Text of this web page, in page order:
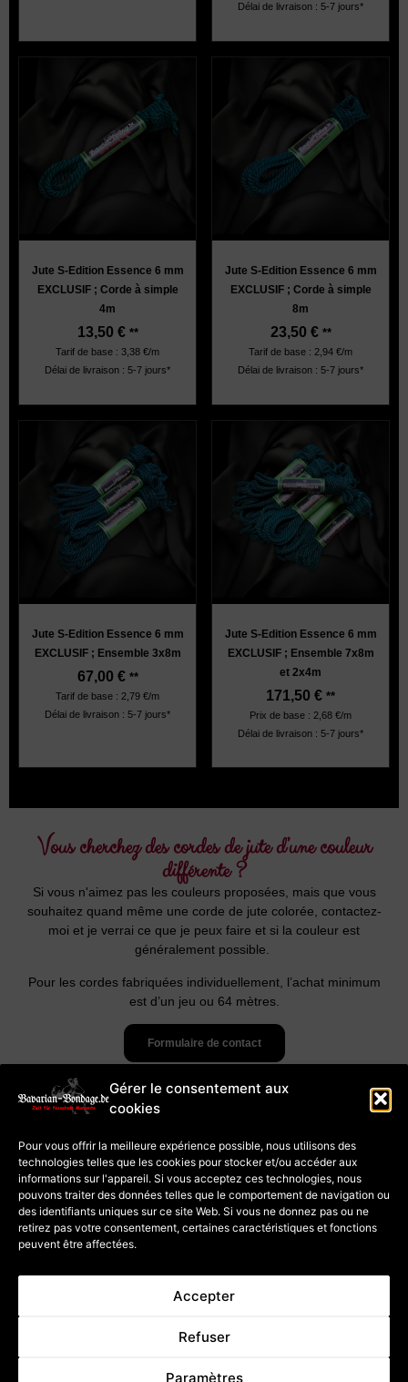
Gérer le consentement aux
cookies
Pour vous offrir la meilleure expérience possible, nous utilisons des
technologies telles que les cookies pour stocker et/ou accéder aux
informations sur l'appareil. Si vous acceptez ces technologies, nous
pouvons traiter des données telles que le comportement de navigation ou
des identifiants uniques sur ce site Web. Si vous ne donnez pas ou ne
retirez pas votre consentement, certaines caractéristiques et fonctions
peuvent être affectées.
Accepter
Refuser
Paramètres
Délai de livraison : 5-7 jours*
Jute S-Edition Essence 6 mm
EXCLUSIF ; Corde à simple
4m
13,50 € **
Tarif de base : 3,38 €/m
Délai de livraison : 5-7 jours*
Jute S-Edition Essence 6 mm
EXCLUSIF ; Corde à simple
8m
23,50 € **
Tarif de base : 2,94 €/m
Délai de livraison : 5-7 jours*
Jute S-Edition Essence 6 mm
EXCLUSIF ; Ensemble 3x8m
67,00 € **
Tarif de base : 2,79 €/m
Délai de livraison : 5-7 jours*
Jute S-Edition Essence 6 mm
EXCLUSIF ; Ensemble 7x8m
et 2x4m
171,50 € **
Prix de base : 2,68 €/m
Délai de livraison : 5-7 jours*
Vous cherchez des cordes de jute d’une couleur
différente ?
Si vous n'aimez pas les couleurs proposées, mais que vous
souhaitez quand même une corde de jute colorée, contactez-
moi et je verrai ce que je peux faire et si la couleur est
généralement possible.
Pour les cordes fabriquées individuellement, l’achat minimum
est d’un jeu ou 64 mètres.
Formulaire de contact
imprimer
données
Politique en matière
de cookies (UE)
Paiement et
expédition
Droit de rétractation
pour les cours
Droit de rétractation
pour les marchandises
dépend du taux de TVA du